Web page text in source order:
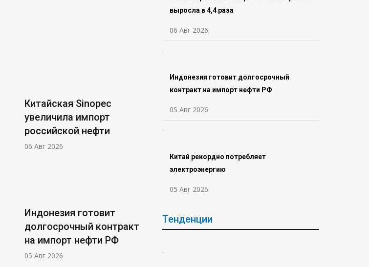
Китайская Sinopec
увеличила импорт
российской нефти
06 Авг 2026
Индонезия готовит
долгосрочный контракт
на импорт нефти РФ
05 Авг 2026
выросла в 4,4 раза
06 Авг 2026
Индонезия готовит долгосрочный
контракт на импорт нефти РФ
05 Авг 2026
Китай рекордно потребляет
электроэнергию
05 Авг 2026
Тенденции